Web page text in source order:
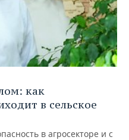
как
в сельское
в агросекторе и с